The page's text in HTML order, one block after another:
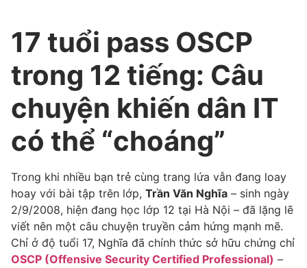
17 tuổi pass OSCP
trong 12 tiếng: Câu
chuyện khiến dân IT
có thể “choáng”
Trong khi nhiều bạn trẻ cùng trang lứa vẫn đang loay
hoay với bài tập trên lớp, Trần Văn Nghĩa – sinh ngày
2/9/2008, hiện đang học lớp 12 tại Hà Nội – đã lặng lẽ
viết nên một câu chuyện truyền cảm hứng mạnh mẽ.
Chỉ ở độ tuổi 17, Nghĩa đã chính thức sở hữu chứng chỉ
OSCP (Offensive Security Certified Professional) –